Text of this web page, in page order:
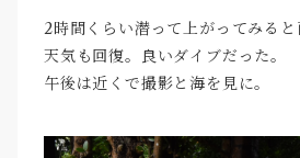
2時間くらい潜って上がってみると
天気も回復。良いダイブだった。
午後は近くで撮影と海を見に。